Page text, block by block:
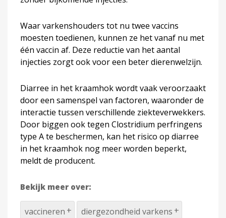
Waar varkenshouders tot nu twee vaccins
moesten toedienen, kunnen ze het vanaf nu met
één vaccin af. Deze reductie van het aantal
injecties zorgt ook voor een beter dierenwelzijn.
Diarree in het kraamhok wordt vaak veroorzaakt
door een samenspel van factoren, waaronder de
interactie tussen verschillende ziekteverwekkers.
Door biggen ook tegen Clostridium perfringens
type A te beschermen, kan het risico op diarree
in het kraamhok nog meer worden beperkt,
meldt de producent.
Bekijk meer over:
vaccineren diergezondheid varkens